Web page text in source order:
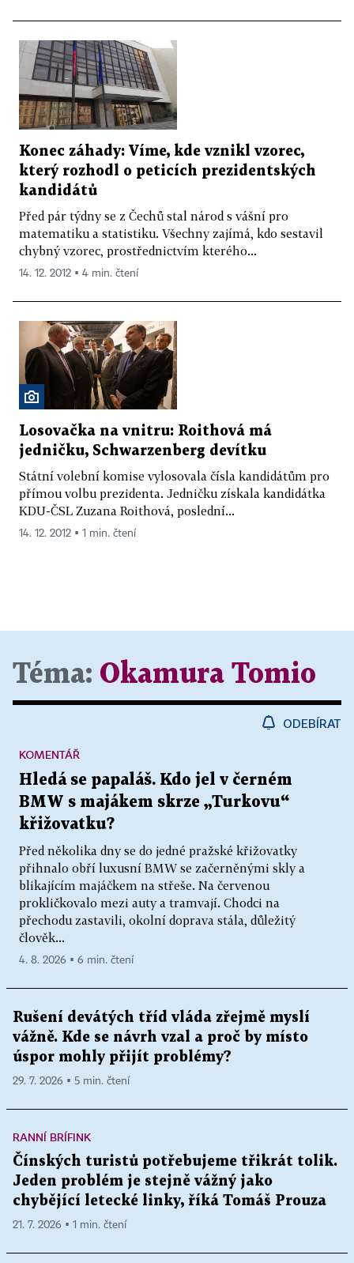
Konec záhady: Víme, kde vznikl vzorec,
který rozhodl o peticích prezidentských
kandidátů
Před pár týdny se z Čechů stal národ s vášní pro
matematiku a statistiku. Všechny zajímá, kdo sestavil
chybný vzorec, prostřednictvím kterého...
14. 12. 2012 ▪ 4 min. čtení
Losovačka na vnitru: Roithová má
jedničku, Schwarzenberg devítku
Státní volební komise vylosovala čísla kandidátům pro
přímou volbu prezidenta. Jedničku získala kandidátka
KDU-ČSL Zuzana Roithová, poslední...
14. 12. 2012 ▪ 1 min. čtení
Téma: Okamura Tomio
ODEBÍRAT
Hledá se papaláš. Kdo jel v černém
BMW s majákem skrze „Turkovu“
křižovatku?
Před několika dny se do jedné pražské křižovatky
přihnalo obří luxusní BMW se začerněnými skly a
blikajícím majáčkem na střeše. Na červenou
prokličkovalo mezi auty a tramvají. Chodci na
přechodu zastavili, okolní doprava stála, důležitý
člověk...
KOMENTÁŘ
4. 8. 2026 ▪ 6 min. čtení
Rušení devátých tříd vláda zřejmě myslí
vážně. Kde se návrh vzal a proč by místo
úspor mohly přijít problémy?
29. 7. 2026 ▪ 5 min. čtení
RANNÍ BRÍFINK
Čínských turistů potřebujeme třikrát tolik.
Jeden problém je stejně vážný jako
chybějící letecké linky, říká Tomáš Prouza
21. 7. 2026 ▪ 1 min. čtení